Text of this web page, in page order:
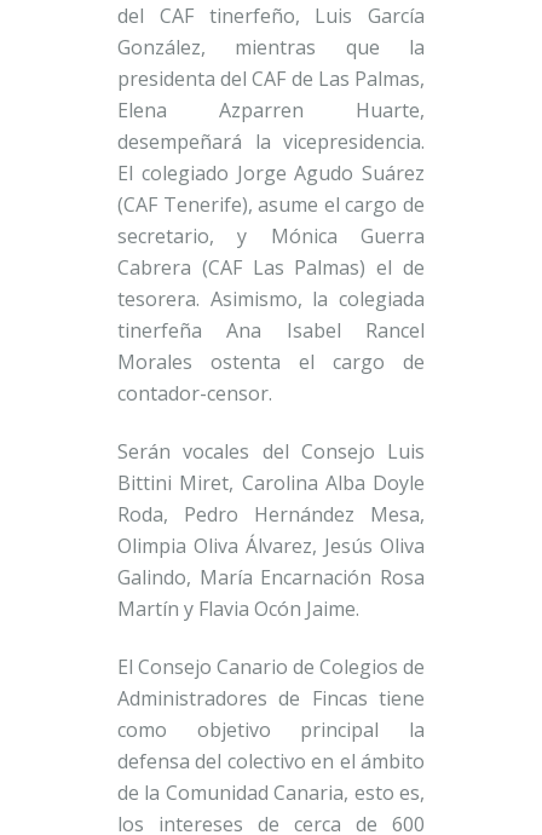
del CAF tinerfeño, Luis García
González, mientras que la
presidenta del CAF de Las Palmas,
Elena Azparren Huarte,
desempeñará la vicepresidencia.
El colegiado Jorge Agudo Suárez
(CAF Tenerife), asume el cargo de
secretario, y Mónica Guerra
Cabrera (CAF Las Palmas) el de
tesorera. Asimismo, la colegiada
tinerfeña Ana Isabel Rancel
Morales ostenta el cargo de
contador-censor.
Serán vocales del Consejo Luis
Bittini Miret, Carolina Alba Doyle
Roda, Pedro Hernández Mesa,
Olimpia Oliva Álvarez, Jesús Oliva
Galindo, María Encarnación Rosa
Martín y Flavia Ocón Jaime.
El Consejo Canario de Colegios de
Administradores de Fincas tiene
como objetivo principal la
defensa del colectivo en el ámbito
de la Comunidad Canaria, esto es,
los intereses de cerca de 600